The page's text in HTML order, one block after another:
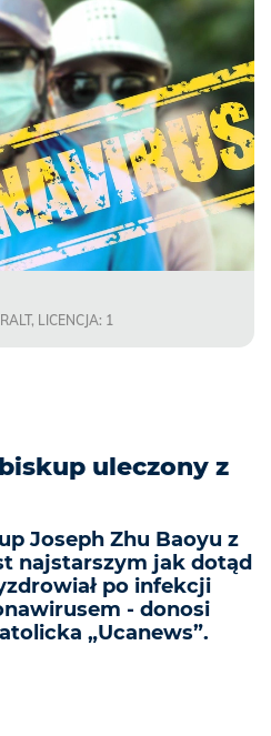
LICENCJA: 1
uleczony z
Joseph Zhu Baoyu z
najstarszym jak dotąd
po infekcji
- donosi
„Ucanews”.